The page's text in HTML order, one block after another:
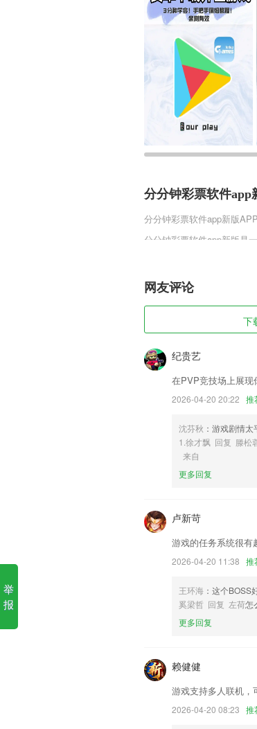
分分钟彩票软件app
分分钟彩票软件app新版
分分钟彩票软件app新版是
大战吧。探索各种各样的
分分钟彩票软件app
2,完美契合头型、脸型，逼
3,通过大数据分析实现对异
4,体育赛事，内涵段子；
5,以在软件中进行各种事项
分分钟彩票软件
1.·智能刷题，各种优质的
2.增加账号注销功能
4.平台题库也会实时的更新
5.：作业帮手，好比雪中
6.课程结束后保留学习视频
分分钟彩票软件
优化新闻接口；
更新了《保山日报隐私保护
创客培训直播
新上线营销功能折扣券，修
网友评论
下
纪贵艺
在PVP竞技场上展现
2026-04-20 20:22 推
沈芬秋 ：游戏剧情
1.徐才飘 回复 滕松
来自
更多回复
卢新苛
游戏的任务系统很有
2026-04-20 11:38 推
王环海 ：这个BOSS
奚梁哲 回复 左荷怎
更多回复
赖健健
游戏支持多人联机，
2026-04-20 08:23 推
举
报